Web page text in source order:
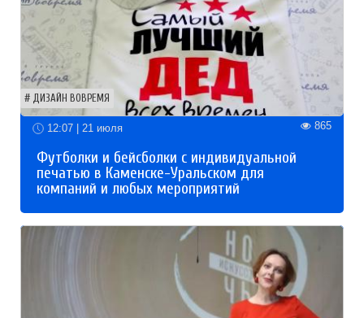
ДИЗАЙН ВОВРЕМЯ
12:07 | 21 июля 865
Футболки и бейсболки с индивидуальной
печатью в Каменске-Уральском для
компаний и любых мероприятий